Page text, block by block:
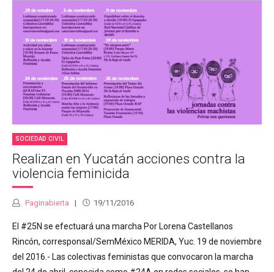
SOCIEDAD CIVIL
Realizan en Yucatán acciones contra la
violencia feminicida
Paginabierta 19/11/2016
El #25N se efectuará una marcha Por Lorena Castellanos
Rincón, corresponsal/SemMéxico MERIDA, Yuc. 19 de noviembre
del 2016.- Las colectivas feministas que convocaron la marcha